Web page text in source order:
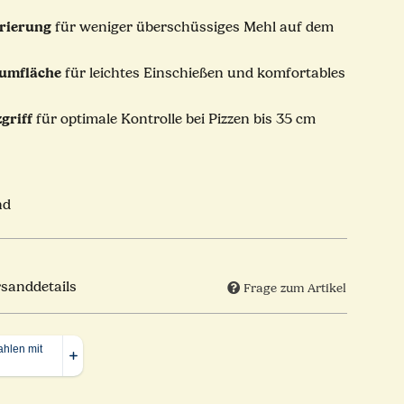
für weniger überschüssiges Mehl auf dem
für leichtes Einschießen und komfortables
für optimale Kontrolle bei Pizzen bis 35 cm
Frage zum Artikel